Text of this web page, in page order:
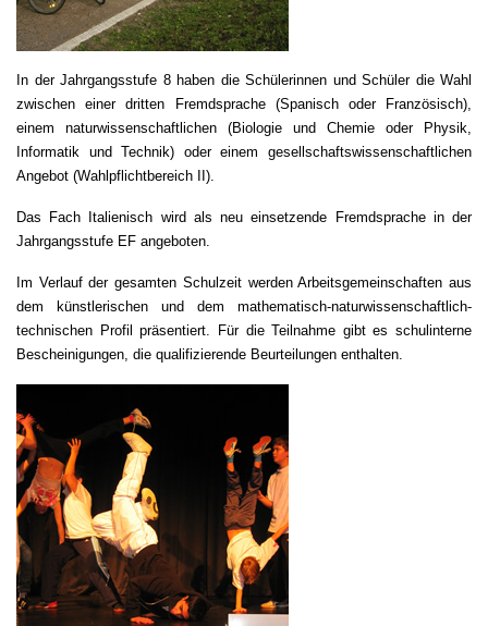
In der Jahrgangsstufe 8 haben die Schülerinnen und Schüler die Wahl
zwischen einer dritten Fremdsprache (Spanisch oder Französisch),
einem naturwissenschaftlichen (Biologie und Chemie oder Physik,
Informatik und Technik) oder einem gesellschaftswissenschaftlichen
Angebot (Wahlpflichtbereich II).
Das Fach Italienisch wird als neu einsetzende Fremdsprache in der
Jahrgangsstufe EF angeboten.
Im Verlauf der gesamten Schulzeit werden Arbeitsgemeinschaften aus
dem künstlerischen und dem mathematisch-naturwissenschaftlich-
technischen Profil präsentiert. Für die Teilnahme gibt es schulinterne
Bescheinigungen, die qualifizierende Beurteilungen enthalten.